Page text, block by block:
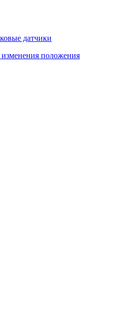
датчики
положения